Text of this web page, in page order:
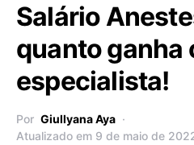
Salário
quanto ganha
especialista!
Por Giullyana Aya
Atualizado em 9 de maio de